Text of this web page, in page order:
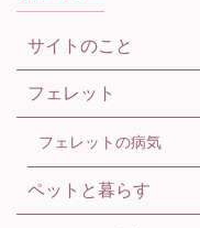
サイトのこと
フェレット
フェレットの病気
ペットと暮らす